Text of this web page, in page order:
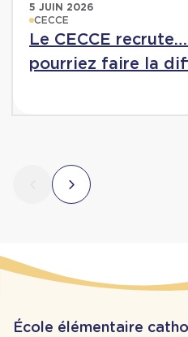
5 JUIN 2026
CECCE
Le CECCE
pourriez faire la
École élémentaire